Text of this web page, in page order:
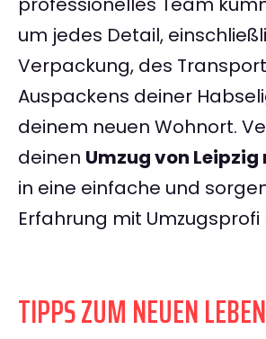
um jedes Detail,
Verpackung, des
Auspackens deiner
deinem neuen Wohnort.
deinen Umzug von Leipzig
in eine einfache und
Erfahrung mit Umzugsprofi
TIPPS ZUM NEUEN